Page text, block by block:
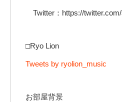
Twitter：https://
□Ryo Lion
Tweets by ryolion_music
お部屋背景